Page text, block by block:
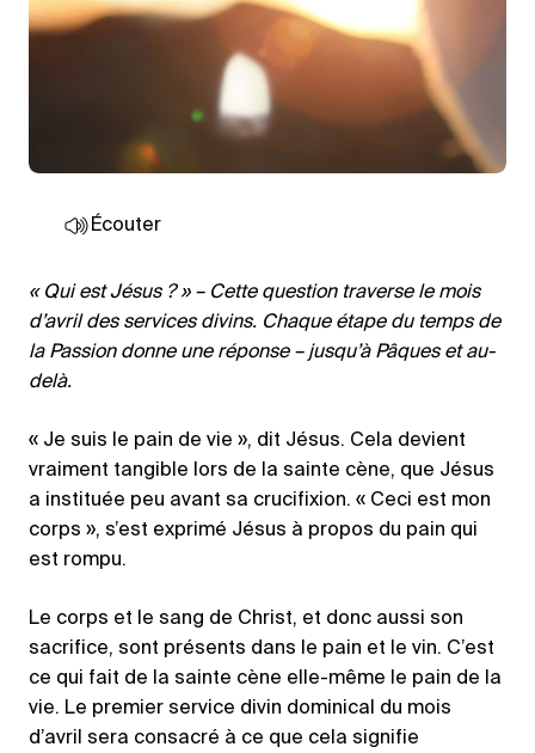
Écouter
« Qui est Jésus ? » – Cette question traverse le mois
d’avril des services divins. Chaque étape du temps de
la Passion donne une réponse – jusqu’à Pâques et au-
delà.
« Je suis le pain de vie », dit Jésus. Cela devient
vraiment tangible lors de la sainte cène, que Jésus
a instituée peu avant sa crucifixion. « Ceci est mon
corps », s’est exprimé Jésus à propos du pain qui
est rompu.
Le corps et le sang de Christ, et donc aussi son
sacrifice, sont présents dans le pain et le vin. C’est
ce qui fait de la sainte cène elle-même le pain de la
vie. Le premier service divin dominical du mois
d’avril sera consacré à ce que cela signifie